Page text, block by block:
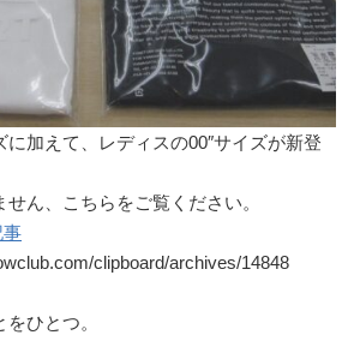
に加えて、レディスの00″サイズが新登
ん、こちらをご覧ください。
事
clipboard/archives/14848
ひとつ。